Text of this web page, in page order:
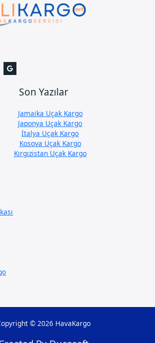
Son Yazılar
Jamaika Uçak Kargo
Japonya Uçak Kargo
İtalya Uçak Kargo
Kosova Uçak Kargo
Kırgızistan Uçak Kargo
© 2026 HavaKargo